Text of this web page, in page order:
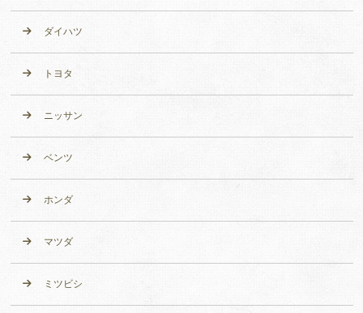
ダイハツ
トヨタ
ニッサン
ベンツ
ホンダ
マツダ
ミツビシ